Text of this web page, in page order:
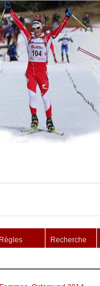
Règles Recherche